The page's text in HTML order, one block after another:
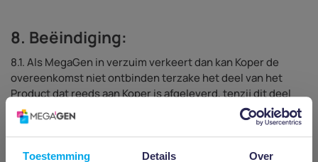
Toestemming Details Over
8. Beëindiging:
8.1. Als MegaGen in verzuim verkeert dan kan Koper de
overeenkomst niet ontbinden terzake het deel van het
Product dat reeds aan Koper is afgeleverd, tenzij dit deel
geen zelfstandige waarde heeft of MegaGen ook ter zake
dit specifieke deel ingevolge art. 9 (Reclames) in verzuim
verkeert.
8.2. Voor zover sprake is van een opdracht, kan Koper de